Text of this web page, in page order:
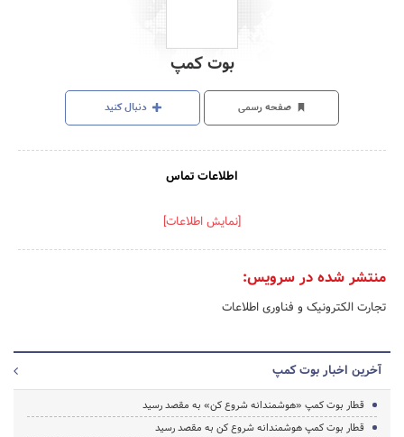
بوت کمپ
صفحه رسمی دنبال کنید
اطلاعات تماس
[نمایش اطلاعات]
منتشر شده در سرویس:
تجارت الکترونیک و فناوری اطلاعات
آخرین اخبار بوت کمپ
قطار بوت کمپ «هوشمندانه شروع کن» به مقصد رسید
قطار بوت کمپ هوشمندانه شروع کن به مقصد رسید